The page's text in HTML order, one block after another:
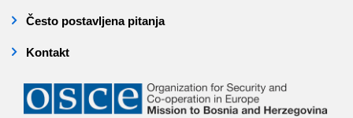
Često postavljena pitanja
Kontakt